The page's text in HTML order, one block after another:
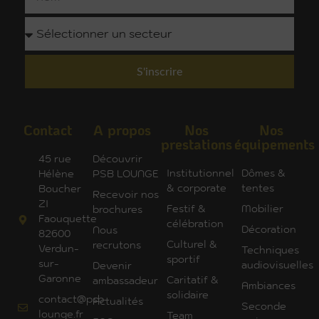
S'inscrire
Contact
45 rue
Hélène
Boucher
ZI
Faouquette
82600
Verdun-
sur-
Garonne
contact@psb-
lounge.fr
A propos
Découvrir
PSB LOUNGE
Recevoir nos
brochures
Nous
recrutons
Devenir
ambassadeur
Actualités
Nos
prestations
Institutionnel
& corporate
Festif &
célébration
Culturel &
sportif
Caritatif &
solidaire
Team
Nos
équipements
Dômes &
tentes
Mobilier
Décoration
Techniques
audiovisuelles
Ambiances
Seconde